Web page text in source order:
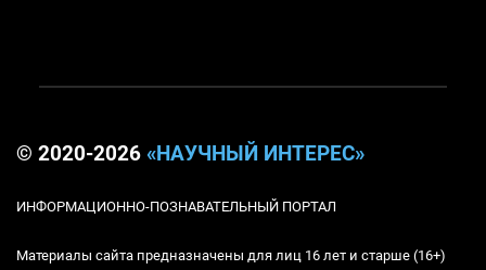
© 2020-2026 «НАУЧНЫЙ ИНТЕРЕС»
ИНФОРМАЦИОННО-ПОЗНАВАТЕЛЬНЫЙ ПОРТАЛ
Материалы сайта предназначены для лиц 16 лет и старше (16+)